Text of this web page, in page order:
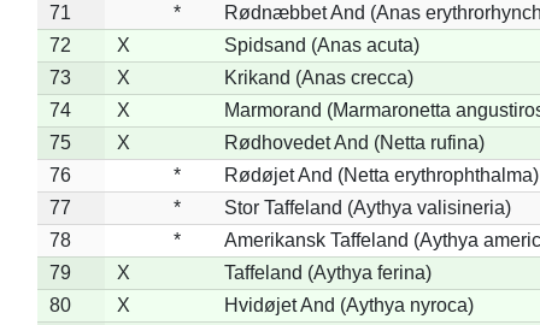
71
*
Rødnæbbet And (Anas
72
X
Spidsand (Anas acuta)
73
X
Krikand (Anas crecca)
74
X
Marmorand (Marmaronetta
75
X
Rødhovedet And (Netta rufina)
76
*
Rødøjet And (Netta erythrophthalma)
77
*
Stor Taffeland (Aythya valisineria)
78
*
Amerikansk Taffeland (Aythya
79
X
Taffeland (Aythya ferina)
80
X
Hvidøjet And (Aythya nyroca)